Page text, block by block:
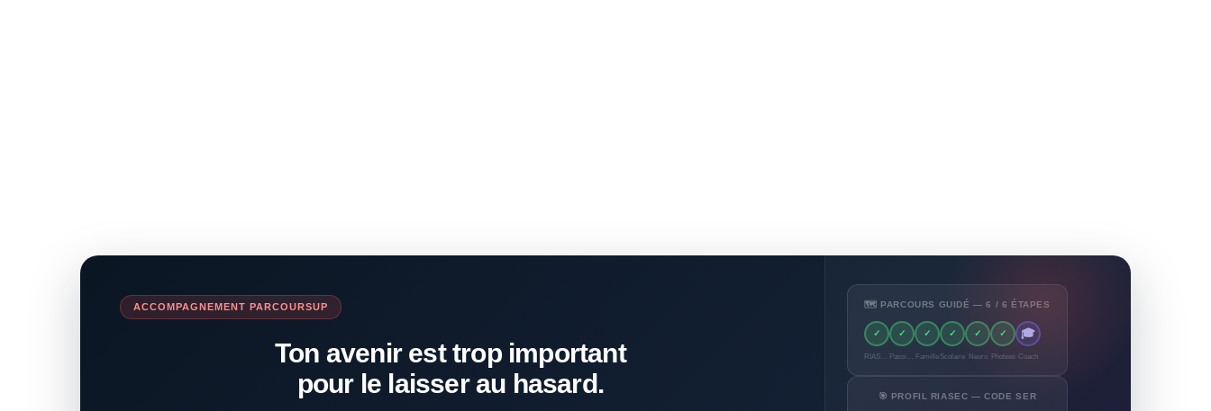
ACCOMPAGNEMENT PARCOURSUP
Ton avenir est trop important
pour le laisser au hasard.
🗺️ PARCOURS GUIDÉ — 6 / 6 ÉTAPES
✓ ✓ ✓ ✓ ✓ ✓ 🎓
Famille Scolaire Neuro Phobies Coach
🎯 PROFIL RIASEC — CODE SER